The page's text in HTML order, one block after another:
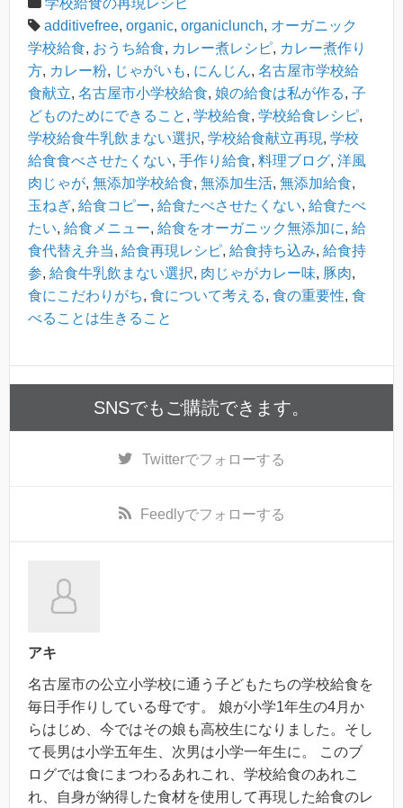
学校給食の再現レシピ
additivefree, organic, organiclunch, オーガニック
学校給食, おうち給食, カレー煮レシピ, カレー煮作り
方, カレー粉, じゃがいも, にんじん, 名古屋市学校給
食献立, 名古屋市小学校給食, 娘の給食は私が作る, 子
どものためにできること , 学校給食, 学校給食レシピ,
学校給食牛乳飲まない選択, 学校給食献立再現, 学校
給食食べさせたくない, 手作り給食, 料理ブログ, 洋風
肉じゃが, 無添加学校給食, 無添加生活, 無添加給食,
玉ねぎ, 給食コピー, 給食たべさせたくない, 給食たべ
たい, 給食メニュー, 給食をオーガニック無添加に, 給
食代替え弁当, 給食再現レシピ, 給食持ち込み, 給食持
参, 給食牛乳飲まない選択, 肉じゃがカレー味, 豚肉,
食にこだわりがち, 食について考える, 食の重要性, 食
べることは生きること
SNSでもご購読できます。
Twitterでフォローする
Feedlyでフォローする
アキ
名古屋市の公立小学校に通う子どもたちの学校給食を
毎日手作りしている母です。 娘が小学1年生の4月か
らはじめ、今ではその娘も高校生になりました。そし
て長男は小学五年生、次男は小学一年生に。 このブ
ログでは食にまつわるあれこれ、学校給食のあれこ
れ、自身が納得した食材を使用して再現した給食のレ